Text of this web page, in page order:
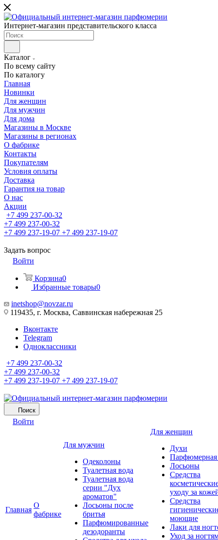
Интернет-магазин представительского класса
Каталог
По всему сайту
По каталогу
Главная
Новинки
Для женщин
Для мужчин
Для дома
Магазины в Москве
Магазины в регионах
О фабрике
Контакты
Покупателям
Условия оплаты
Доставка
Гарантия на товар
О нас
Акции
+7 499 237-00-32
+7 499 237-00-32
+7 499 237-19-07 +7 499 237-19-07
Задать вопрос
Войти
Корзина0
Избранные товары0
inetshop@novzar.ru
119435, г. Москва, Саввинская набережная 25
Вконтакте
Telegram
Одноклассники
+7 499 237-00-32
+7 499 237-00-32
+7 499 237-19-07 +7 499 237-19-07
Поиск
Войти
Главная
О
фабрике
Для мужчин
Одеколоны
Туалетная вода
Туалетная вода
серии "Дух
ароматов"
Лосьоны после
бритья
Парфюмированные
дезодоранты
Для женщин
Духи
Парфюмерная
Лосьоны
Средства
уходу за
Средства
моющие
Лаки для
Уход за